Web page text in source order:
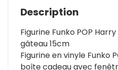
Description
Figurine Funko POP
gâteau 15cm
Figurine en vinyle Funko
boîte cadeau avec